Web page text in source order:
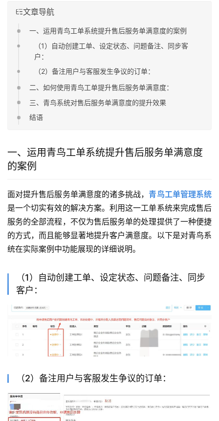
文章导航
一、运用青鸟工单系统提升售后服务单满意度的案例
（1）自动创建工单、设定状态、问题备注、同步客
户：
（2）备注用户与客服发生争议的订单：
二、如何使用青鸟工单提升售后服务单满意度：
三、青鸟系统对售后服务单满意度的提升效果
结语
一、运用青鸟工单系统提升售后服务单满意度
的案例
面对提升售后服务单满意度的诸多挑战， 青鸟工单管理系统
是一个切实有效的解决方案。利用这一工单系统来完成售后
服务的全部流程，不仅为售后服务单的处理提供了一种便捷
的方式，而且能够显著地提升客户满意度。以下是对青鸟系
统在实际案例中功能展现的详细说明。
（1）自动创建工单、设定状态、问题备注、同步
客户：
（2）备注用户与客服发生争议的订单：